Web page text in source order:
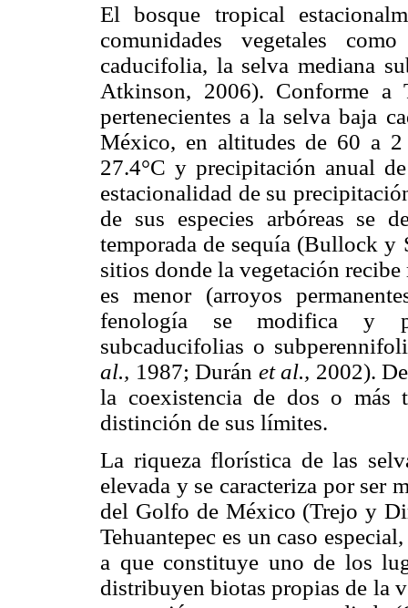
El bosque tropical
comunidades vegetales
caducifolia, la selva mediana
Atkinson, 2006). Conforme a
pertenecientes a la selva baja
México, en altitudes de 60 a
27.4°C y precipitación anual
estacionalidad de su
de sus especies arbóreas se
temporada de sequía (Bullock y
sitios donde la vegetación
es menor (arroyos
fenología se modifica y
subcaducifolias o
al., 1987; Durán et al., 2002).
la coexistencia de dos o
distinción de sus límites.
La riqueza florística de las
elevada y se caracteriza por ser
del Golfo de México (Trejo y
Tehuantepec es un caso
a que constituye uno de los
distribuyen biotas propias de la